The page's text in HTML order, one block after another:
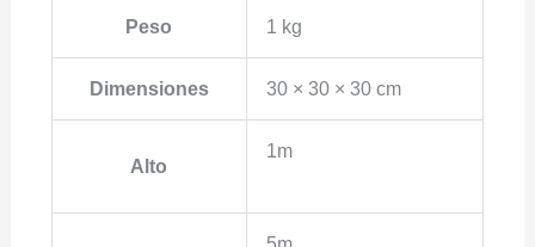
Peso 1 kg
Dimensiones 30 × 30 × 30 cm
Alto
1m